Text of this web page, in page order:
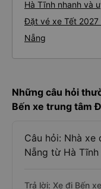
Hà Tĩnh nhanh và
Đặt vé xe Tết
Nẵng
Những câu hỏi
Bến xe trung tâm
Câu hỏi: Nhà
Nẵng từ Hà
Trả lời: Xe đi Bến